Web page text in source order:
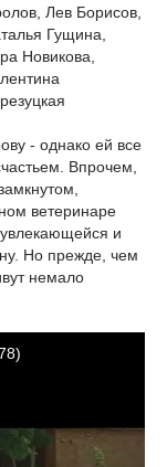
Лев Борисов,
Гущина,
Новикова,
- однако ей все
Впрочем,
ветеринаре
и
Но прежде, чем
немало